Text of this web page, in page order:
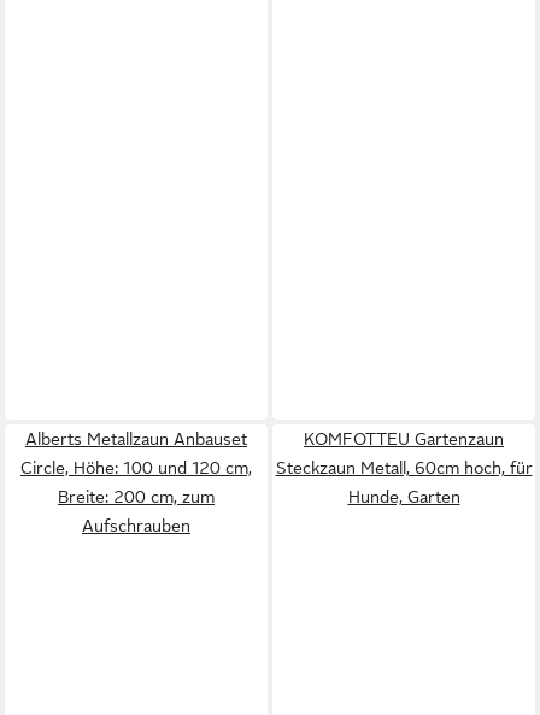
Alberts Metallzaun Anbauset
Circle, Höhe: 100 und 120 cm,
Breite: 200 cm, zum
Aufschrauben
KOMFOTTEU Gartenzaun
Steckzaun Metall, 60cm hoch, für
Hunde, Garten